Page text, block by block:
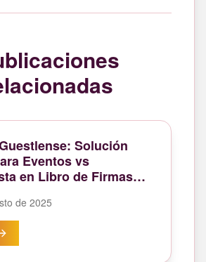
Solución
Eventos vs
en Libro de Firmas
de 2025